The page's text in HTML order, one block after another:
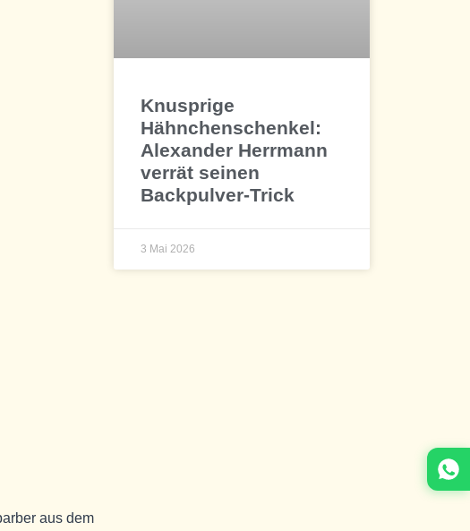
Knusprige
Hähnchenschenkel:
Alexander Herrmann
verrät seinen
Backpulver-Trick
3 Mai 2026
aus dem